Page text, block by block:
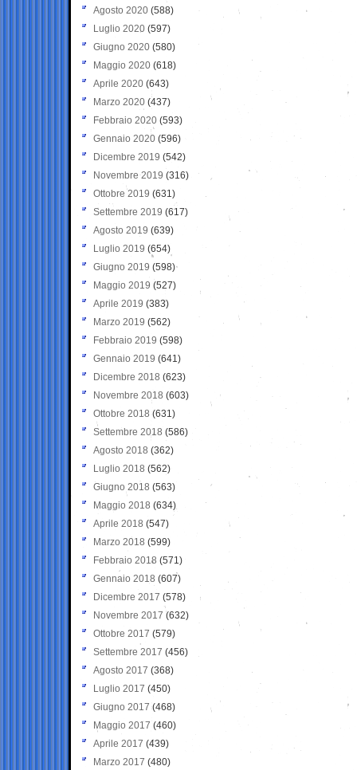
Agosto 2020 (588)
Luglio 2020 (597)
Giugno 2020 (580)
Maggio 2020 (618)
Aprile 2020 (643)
Marzo 2020 (437)
Febbraio 2020 (593)
Gennaio 2020 (596)
Dicembre 2019 (542)
Novembre 2019 (316)
Ottobre 2019 (631)
Settembre 2019 (617)
Agosto 2019 (639)
Luglio 2019 (654)
Giugno 2019 (598)
Maggio 2019 (527)
Aprile 2019 (383)
Marzo 2019 (562)
Febbraio 2019 (598)
Gennaio 2019 (641)
Dicembre 2018 (623)
Novembre 2018 (603)
Ottobre 2018 (631)
Settembre 2018 (586)
Agosto 2018 (362)
Luglio 2018 (562)
Giugno 2018 (563)
Maggio 2018 (634)
Aprile 2018 (547)
Marzo 2018 (599)
Febbraio 2018 (571)
Gennaio 2018 (607)
Dicembre 2017 (578)
Novembre 2017 (632)
Ottobre 2017 (579)
Settembre 2017 (456)
Agosto 2017 (368)
Luglio 2017 (450)
Giugno 2017 (468)
Maggio 2017 (460)
Aprile 2017 (439)
Marzo 2017 (480)